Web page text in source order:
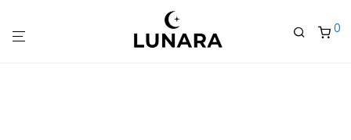
0